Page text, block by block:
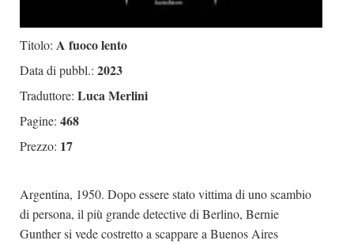
Titolo: A fuoco lento
Data di pubbl.: 2023
Traduttore: Luca Merlini
Pagine: 468
Prezzo: 17
Argentina, 1950. Dopo essere stato vittima di uno scambio
di persona, il più grande detective di Berlino, Bernie
Gunther si vede costretto a scappare a Buenos Aires